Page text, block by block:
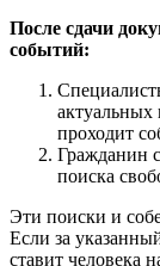
После сдачи
событий:
актуальных
проходит
Гражданин
поиска
Эти поиски и
Если за
ставит человека